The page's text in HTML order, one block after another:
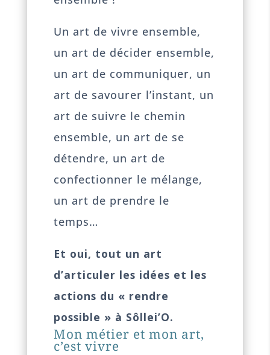
Un art de vivre ensemble,
un art de décider ensemble,
un art de communiquer, un
art de savourer l’instant, un
art de suivre le chemin
ensemble, un art de se
détendre, un art de
confectionner le mélange,
un art de prendre le
temps…
Et oui, tout un art
d’articuler les idées et les
actions du « rendre
possible » à Sôllei’O.
Mon métier et mon art,
c’est vivre